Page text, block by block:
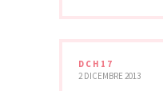
DCH17
2 DICEMBRE 2013